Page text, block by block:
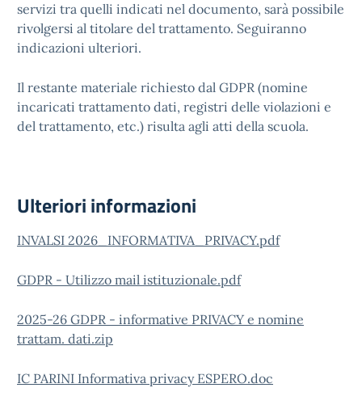
servizi tra quelli indicati nel documento, sarà possibile
rivolgersi al titolare del trattamento. Seguiranno
indicazioni ulteriori.
Il restante materiale richiesto dal GDPR (nomine
incaricati trattamento dati, registri delle violazioni e
del trattamento, etc.) risulta agli atti della scuola.
Ulteriori informazioni
INVALSI 2026_INFORMATIVA_PRIVACY.pdf
GDPR - Utilizzo mail istituzionale.pdf
2025-26 GDPR - informative PRIVACY e nomine
trattam. dati.zip
IC PARINI Informativa privacy ESPERO.doc